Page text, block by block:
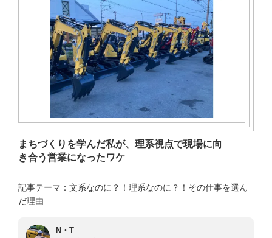
まちづくりを学んだ私が、理系視点で現場に向
き合う営業になったワケ
記事テーマ：文系なのに？！理系なのに？！その仕事を選ん
だ理由
N・T